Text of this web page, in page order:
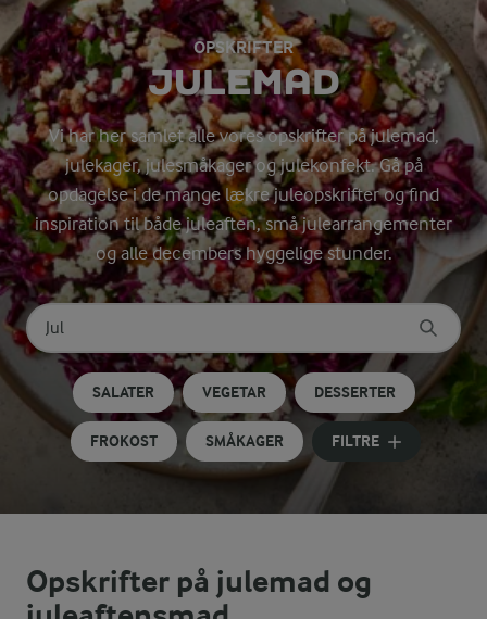
OPSKRIFTER
JULEMAD
Vi har her samlet alle vores opskrifter på julemad,
julekager, julesmåkager og julekonfekt. Gå på
opdagelse i de mange lækre juleopskrifter og find
inspiration til både juleaften, små julearrangementer
og alle decembers hyggelige stunder.
Søg på kategori
Indtast søgeord for at søge
SALATER VEGETAR DESSERTER
FROKOST SMÅKAGER FILTRE
Opskrifter på julemad og